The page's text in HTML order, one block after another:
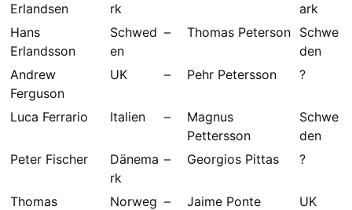
Erlandsen
rk
ark
Hans
Erlandsson
Schwed
en
– Thomas Peterson Schwe
den
Andrew
Ferguson
UK – Pehr Petersson ?
Luca Ferrario Italien –
Magnus
Pettersson
Schwe
den
Peter Fischer
Dänema
rk
– Georgios Pittas ?
Thomas
Norweg – Jaime Ponte UK